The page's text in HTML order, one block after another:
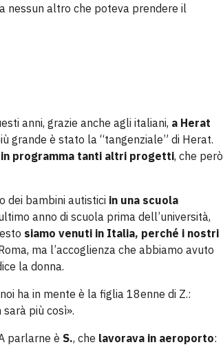
nessun altro che poteva prendere il
anni, grazie anche agli italiani, a Herat
grande è stato la “tangenziale” di Herat.
in programma tanti altri progetti, che però
dei bambini autistici in una scuola
anno di scuola prima dell’università,
siamo venuti in Italia, perché i nostri
ma l’accoglienza che abbiamo avuto
la donna.
ha in mente è la figlia 18enne di Z.:
sarà più così».
parlarne è S., che lavorava in aeroporto: